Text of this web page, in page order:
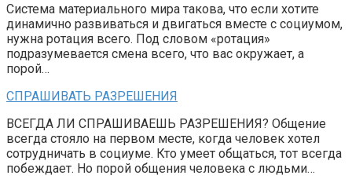
Система материального мира такова, что если хотите
динамично развиваться и двигаться вместе с социумом,
нужна ротация всего. Под словом «ротация»
подразумевается смена всего, что вас окружает, а
порой…
СПРАШИВАТЬ РАЗРЕШЕНИЯ
ВСЕГДА ЛИ СПРАШИВАЕШЬ РАЗРЕШЕНИЯ? Общение
всегда стояло на первом месте, когда человек хотел
сотрудничать в социуме. Кто умеет общаться, тот всегда
побеждает. Но порой общения человека с людьми…